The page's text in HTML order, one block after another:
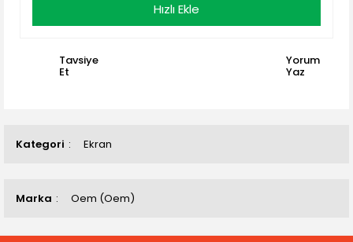
Kategori Ekran
Marka Oem (Oem)
Hızlı Ekle
Tavsiye
Et
Yorum
Yaz